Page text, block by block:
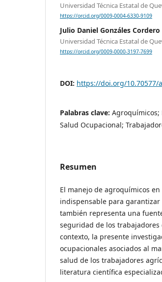
Universidad Técnica Estatal de
https://orcid.org/0009-0004-6330-9109
Julio Daniel Gonzáles Cordero
Universidad Técnica Estatal de
https://orcid.org/0009-0000-3197-7699
DOI: https://doi.org/10.70577/
Palabras clave: Agroquímicos;
Salud Ocupacional;
Resumen
El manejo de agroquímicos
indispensable para
también representa una
seguridad de los trabajadores
contexto, la presente
ocupacionales asociados al
salud de los trabajadores
literatura científica